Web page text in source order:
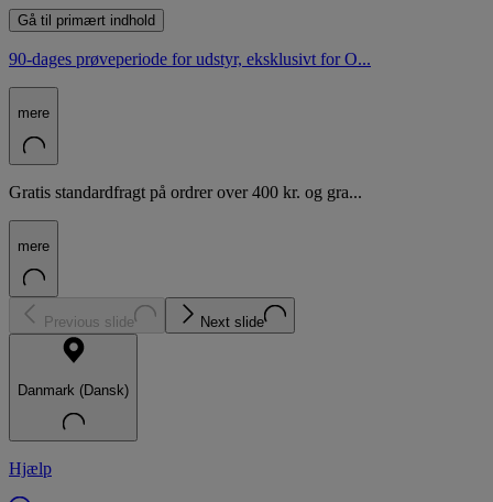
Gå til primært indhold
90-dages prøveperiode for udstyr, eksklusivt for O...
mere
Gratis standardfragt på ordrer over 400 kr. og gra...
mere
Previous slide Next slide
Danmark (Dansk)
Hjælp